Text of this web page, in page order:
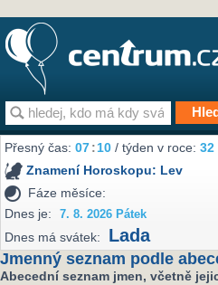
Přesný čas:07:10 / týden v roce:32
Znamení Horoskopu: Lev
Fáze měsíce:
Dnes je:
7. 8. 2026 Pátek
Dnes má svátek: Lada
Jmenný seznam podle
Abecední seznam jmen, včetně